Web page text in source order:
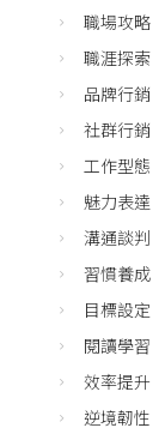
職場攻略
職涯探索
品牌行銷
社群行銷
工作型態
魅力表達
溝通談判
習慣養成
目標設定
閱讀學習
效率提升
逆境韌性